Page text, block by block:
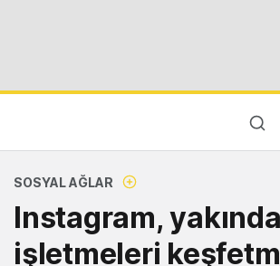
SOSYAL AĞLAR
Instagram,
işletmeleri